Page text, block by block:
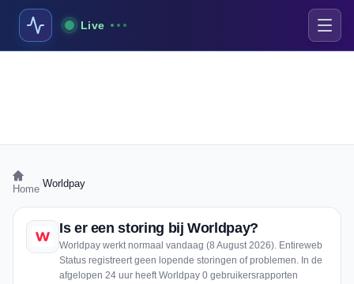
Live
Home Worldpay
Is er een storing bij Worldpay?
Worldpay werkt normaal vandaag (8 August 2026). Entireweb
Status registreert geen lopende storingen of problemen. In de
afgelopen 24 uur heeft Worldpay 0 gebruikersrapporten